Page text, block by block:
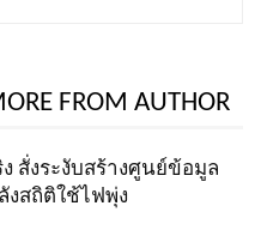
FROM AUTHOR
ง สั่งระงับสร้างศูนย์ข้อมูล
งสถิติใช้ไฟพุ่ง